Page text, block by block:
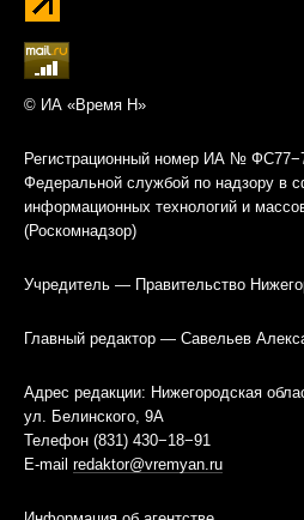
© ИА «Время Н»
Регистрационный номер ИА №
Федеральной службой по надзору в
информационных технологий и
(Роскомнадзор)
Учредитель — Правительство
Главный редактор — Савельев
Адрес редакции: Нижегородская
ул. Белинского, 9А
Телефон (831) 430−18−91
E-mail redaktor@vremyan.ru